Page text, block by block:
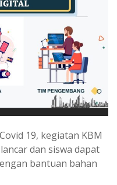
19, kegiatan KBM
dan siswa dapat
bantuan bahan